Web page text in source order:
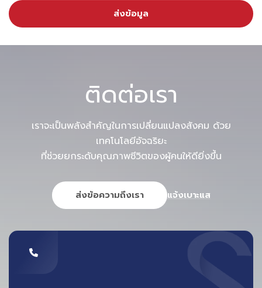
รวมระบบ แอปพลิเคชัน ระบบรักษาความปลอดภัย และบริการ
อำนวยความสะดวกภายในท่าอากาศยาน
ส่งข้อมูล
ติดต่อเรา
เราจะเป็นพลังสำคัญในการเปลี่ยนแปลงสังคม ด้วย
เทคโนโลยีอัจฉริยะ
ที่ช่วยยกระดับคุณภาพชีวิตของผู้คนให้ดียิ่งขึ้น
ส่งข้อความถึงเรา แจ้งเบาะแส